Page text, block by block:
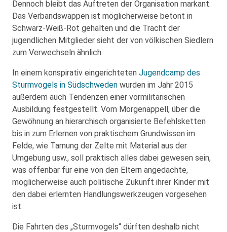
Dennoch bleibt das Auftreten der Organisation markant.
Das Verbandswappen ist möglicherweise betont in
Schwarz-Weiß-Rot gehalten und die Tracht der
jugendlichen Mitglieder sieht der von völkischen Siedlern
zum Verwechseln ähnlich.
In einem konspirativ eingerichteten Jugendcamp des
Sturmvogels in Südschweden wurden im Jahr 2015
außerdem auch Tendenzen einer vormilitärischen
Ausbildung festgestellt. Vom Morgenappell, über die
Gewöhnung an hierarchisch organisierte Befehlsketten
bis in zum Erlernen von praktischem Grundwissen im
Felde, wie Tarnung der Zelte mit Material aus der
Umgebung usw., soll praktisch alles dabei gewesen sein,
was offenbar für eine von den Eltern angedachte,
möglicherweise auch politische Zukunft ihrer Kinder mit
den dabei erlernten Handlungswerkzeugen vorgesehen
ist.
Die Fahrten des „Sturmvogels“ dürften deshalb nicht